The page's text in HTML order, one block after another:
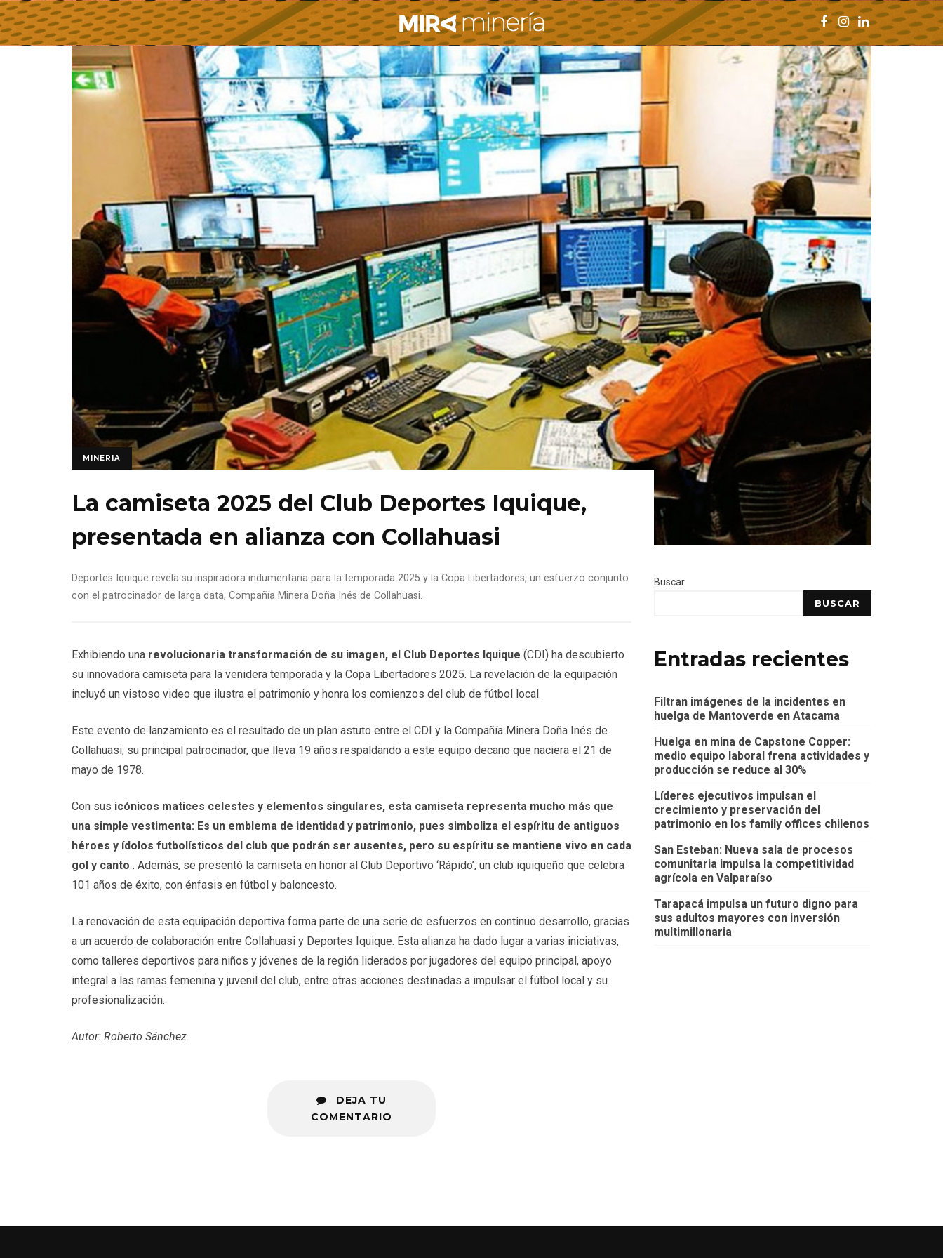
MINERIA
La camiseta 2025 del Club Deportes Iquique,
presentada en alianza con Collahuasi
Deportes Iquique revela su inspiradora indumentaria para la temporada 2025 y la Copa Libertadores, un esfuerzo conjunto
con el patrocinador de larga data, Compañía Minera Doña Inés de Collahuasi.
Exhibiendo una revolucionaria transformación de su imagen, el Club Deportes Iquique (CDI) ha descubierto
su innovadora camiseta para la venidera temporada y la Copa Libertadores 2025. La revelación de la equipación
incluyó un vistoso video que ilustra el patrimonio y honra los comienzos del club de fútbol local.
Este evento de lanzamiento es el resultado de un plan astuto entre el CDI y la Compañía Minera Doña Inés de
Collahuasi, su principal patrocinador, que lleva 19 años respaldando a este equipo decano que naciera el 21 de
mayo de 1978.
Con sus icónicos matices celestes y elementos singulares, esta camiseta representa mucho más que
una simple vestimenta: Es un emblema de identidad y patrimonio, pues simboliza el espíritu de antiguos
héroes y ídolos futbolísticos del club que podrán ser ausentes, pero su espíritu se mantiene vivo en cada
gol y canto . Además, se presentó la camiseta en honor al Club Deportivo ‘Rápido’, un club iquiqueño que celebra
101 años de éxito, con énfasis en fútbol y baloncesto.
La renovación de esta equipación deportiva forma parte de una serie de esfuerzos en continuo desarrollo, gracias
a un acuerdo de colaboración entre Collahuasi y Deportes Iquique. Esta alianza ha dado lugar a varias iniciativas,
como talleres deportivos para niños y jóvenes de la región liderados por jugadores del equipo principal, apoyo
integral a las ramas femenina y juvenil del club, entre otras acciones destinadas a impulsar el fútbol local y su
profesionalización.
Autor: Roberto Sánchez
DEJA TU
COMENTARIO
Buscar
BUSCAR
Entradas recientes
Filtran imágenes de la incidentes en
huelga de Mantoverde en Atacama
Huelga en mina de Capstone Copper:
medio equipo laboral frena actividades y
producción se reduce al 30%
Líderes ejecutivos impulsan el
crecimiento y preservación del
patrimonio en los family offices chilenos
San Esteban: Nueva sala de procesos
comunitaria impulsa la competitividad
agrícola en Valparaíso
Tarapacá impulsa un futuro digno para
sus adultos mayores con inversión
multimillonaria